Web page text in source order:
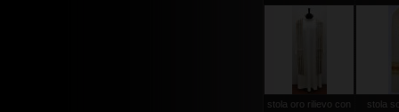
stola oro rilievo con
stola